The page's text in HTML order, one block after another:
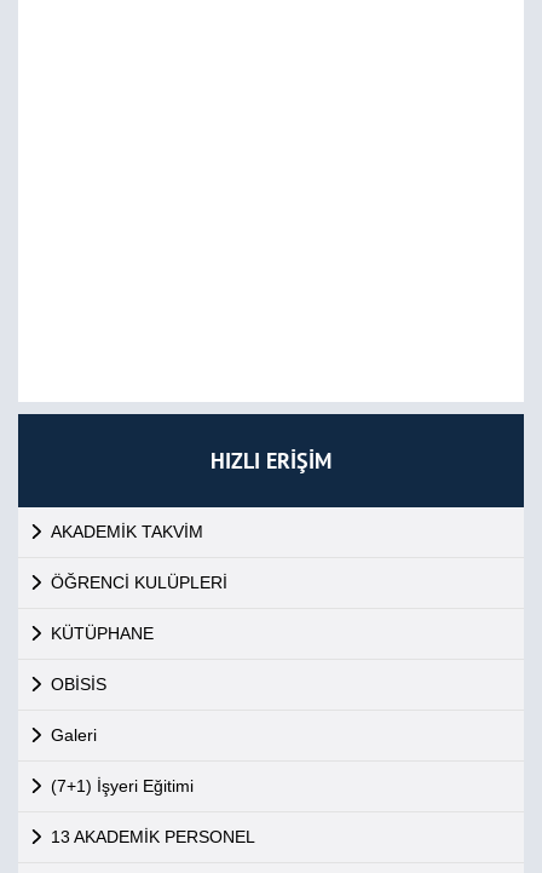
HIZLI ERİŞİM
AKADEMİK TAKVİM
ÖĞRENCİ KULÜPLERİ
KÜTÜPHANE
OBİSİS
Galeri
(7+1) İşyeri Eğitimi
13 AKADEMİK PERSONEL